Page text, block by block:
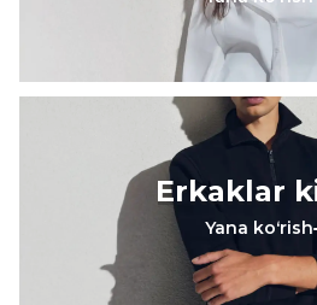
Erkaklar
Yana koʻrish